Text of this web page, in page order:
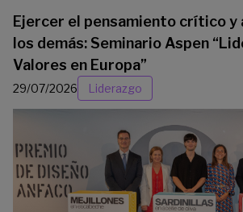
Ejercer el pensamiento crítico y
los demás: Seminario Aspen
Valores en Europa”
29/07/2026 Liderazgo